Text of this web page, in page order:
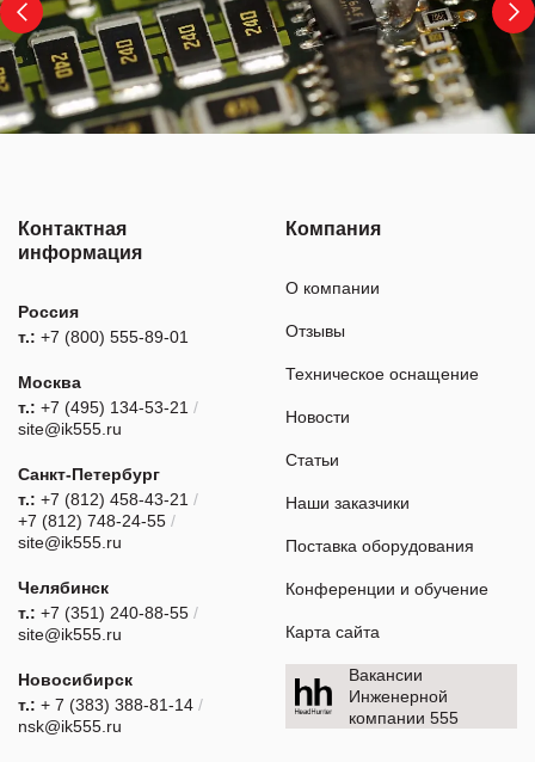
Контактная
информация
Россия
т.: +7 (800) 555-89-01
Москва
т.: +7 (495) 134-53-21 /
site@ik555.ru
Санкт-Петербург
т.: +7 (812) 458-43-21 /
+7 (812) 748-24-55 /
site@ik555.ru
Челябинск
т.: +7 (351) 240-88-55 /
site@ik555.ru
Новосибирск
т.: + 7 (383) 388-81-14 /
nsk@ik555.ru
Компания
О компании
Отзывы
Техническое оснащение
Новости
Статьи
Наши заказчики
Поставка оборудования
Конференции и обучение
Карта сайта
Вакансии
Инженерной
компании 555